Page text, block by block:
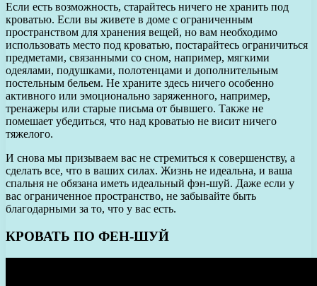
Если есть возможность, старайтесь ничего не хранить под
кроватью. Если вы живете в доме с ограниченным
пространством для хранения вещей, но вам необходимо
использовать место под кроватью, постарайтесь ограничиться
предметами, связанными со сном, например, мягкими
одеялами, подушками, полотенцами и дополнительным
постельным бельем. Не храните здесь ничего особенно
активного или эмоционально заряженного, например,
тренажеры или старые письма от бывшего. Также не
помешает убедиться, что над кроватью не висит ничего
тяжелого.
И снова мы призываем вас не стремиться к совершенству, а
сделать все, что в ваших силах. Жизнь не идеальна, и ваша
спальня не обязана иметь идеальный фэн-шуй. Даже если у
вас ограниченное пространство, не забывайте быть
благодарными за то, что у вас есть.
КРОВАТЬ ПО ФЕН-ШУЙ